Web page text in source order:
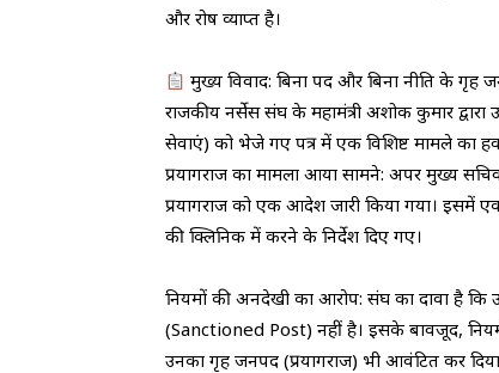
और रोष व्याप्त है।
मुख्य विवाद: बिना पद और बिना नीति के गृह
​राजकीय नर्सेस संघ के महामंत्री अशोक कुमार
सेवाएं) को भेजे गए पत्र में एक विशिष्ट मामले का
​प्रयागराज का मामला आया सामने: अपर मुख्य
प्रयागराज को एक आदेश जारी किया गया। इसमें एक
की क्लिनिक में करने के निर्देश दिए गए।
​नियमों की अनदेखी का आरोप: संघ का दावा है कि
(Sanctioned Post) नहीं है। इसके बावजूद,
उनका गृह जनपद (प्रयागराज) भी आवंटित कर